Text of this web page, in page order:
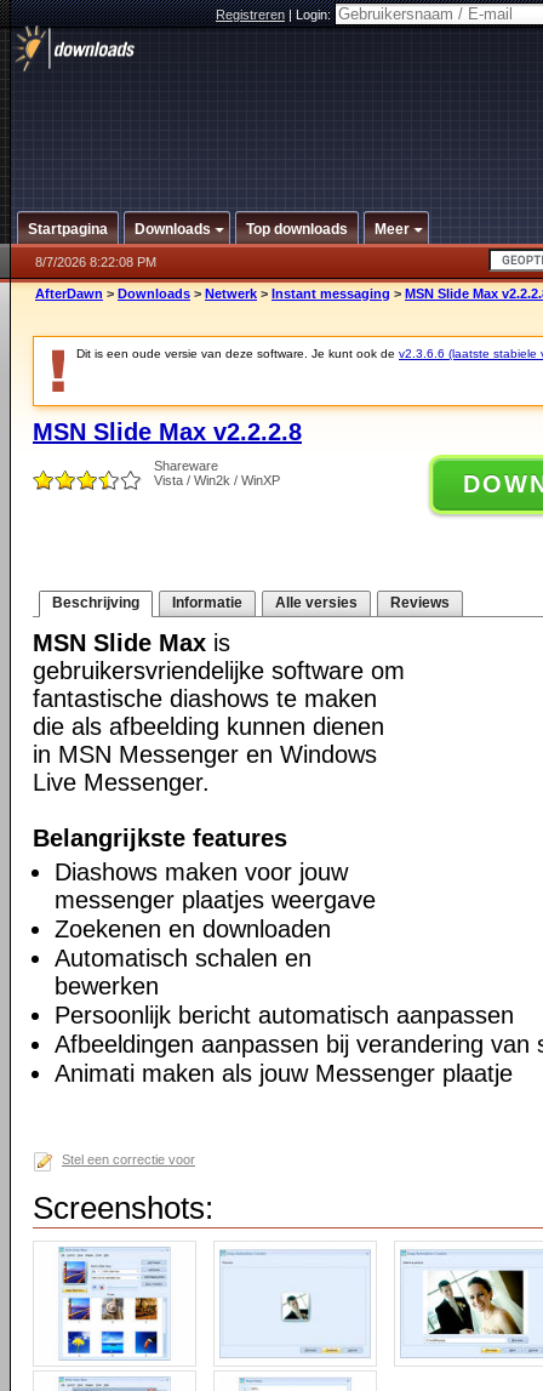
Registreren|Login:
Startpagina Downloads Top downloads Meer
8/7/2026 8:22:08 PM
AfterDawn > Downloads > Netwerk > Instant messaging > MSN Slide Max
Dit is een oude versie van deze software. Je kunt ook de v2.3.6.6 (laatste stabiele
MSN Slide Max v2.2.2.8
Shareware
Vista / Win2k / WinXP
Beschrijving Informatie Alle versies Reviews
MSN Slide Max is
gebruikersvriendelijke software om
fantastische diashows te maken
die als afbeelding kunnen dienen
in MSN Messenger en Windows
Live Messenger.
Belangrijkste features
Diashows maken voor jouw
messenger plaatjes weergave
Zoekenen en downloaden
Automatisch schalen en
bewerken
Persoonlijk bericht automatisch aanpassen
Afbeeldingen aanpassen bij verandering van
Animati maken als jouw Messenger plaatje
Stel een correctie voor
Screenshots: